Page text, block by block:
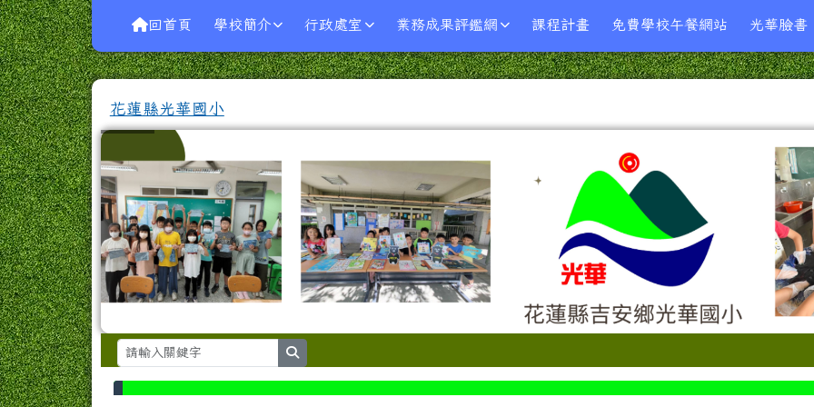
跳至主內容區
花蓮縣光華國小
導覽列 回首頁 學校簡介 行政處室 業務成果評鑑網 課程計畫 免費學校午餐網站 光華臉書
花蓮縣光華國小
上中區域內容
頁尾區域